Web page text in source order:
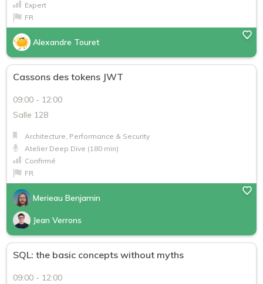
Expert
FR
Alexandre Touret
Cassons des tokens JWT
09:00 - 12:00
Salle 128
Architecture, Performance & Security
Atelier Deep Dive (180 min)
Confirmé
FR
Merieau Benjamin
Jean Verrons
SQL: the basic concepts without myths
09:00 - 12:00